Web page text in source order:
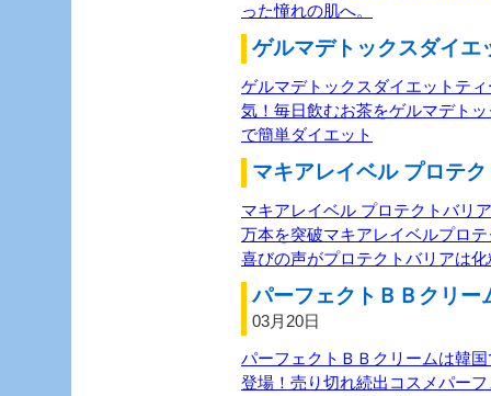
った憧れの肌へ。
ゲルマデトックスダイ
ゲルマデトックスダイエットテ
気！毎日飲むお茶をゲルマデト
で簡単ダイエット
マキアレイベル プロテ
マキアレイベル プロテクトバリ
万本を突破マキアレイベルプロ
喜びの声がプロテクトバリアは
パーフェクトＢＢクリ
03月20日
パーフェクトＢＢクリームは韓
登場！売り切れ続出コスメパー